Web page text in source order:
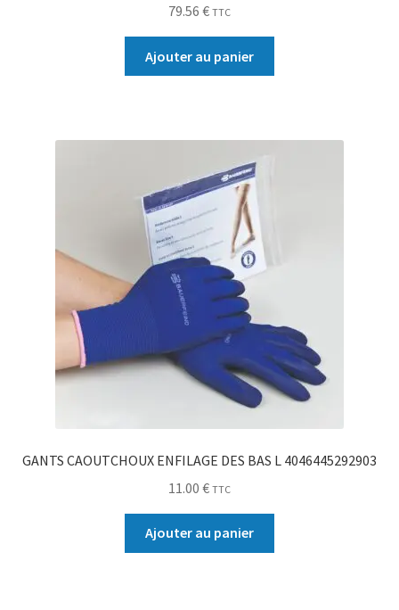
79.56 € TTC
Ajouter au panier
GANTS CAOUTCHOUX ENFILAGE DES BAS L 4046445292903
11.00 € TTC
Ajouter au panier